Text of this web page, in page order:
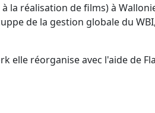
la réalisation de films) à
de la gestion globale du
elle réorganise avec l'aide de